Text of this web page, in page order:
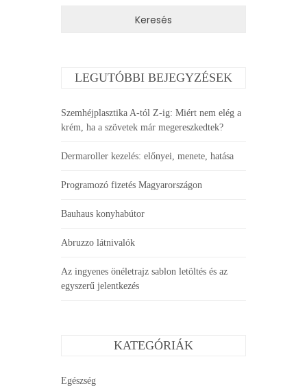
LEGUTÓBBI BEJEGYZÉSEK
Szemhéjplasztika A-tól Z-ig: Miért nem elég a
krém, ha a szövetek már megereszkedtek?
Dermaroller kezelés: előnyei, menete, hatása
Programozó fizetés Magyarországon
Bauhaus konyhabútor
Abruzzo látnivalók
Az ingyenes önéletrajz sablon letöltés és az
egyszerű jelentkezés
KATEGÓRIÁK
Egészség